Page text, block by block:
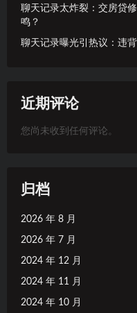
聊天记录太炸裂：交房贷
鸣？
聊天记录曝光引热议：违
近期评论
您尚未收到任何评论。
归档
2026 年 8 月
2026 年 7 月
2024 年 12 月
2024 年 11 月
2024 年 10 月